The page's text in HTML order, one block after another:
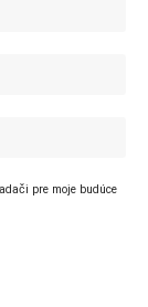
pre moje budúce